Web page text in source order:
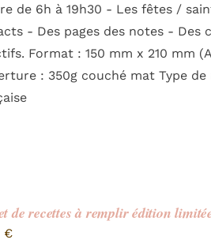
de 6h à 19h30 - Les fêtes /
- Des pages des notes -
Format : 150 mm x 210 mm
: 350g couché mat Type
de recettes à remplir édition
€